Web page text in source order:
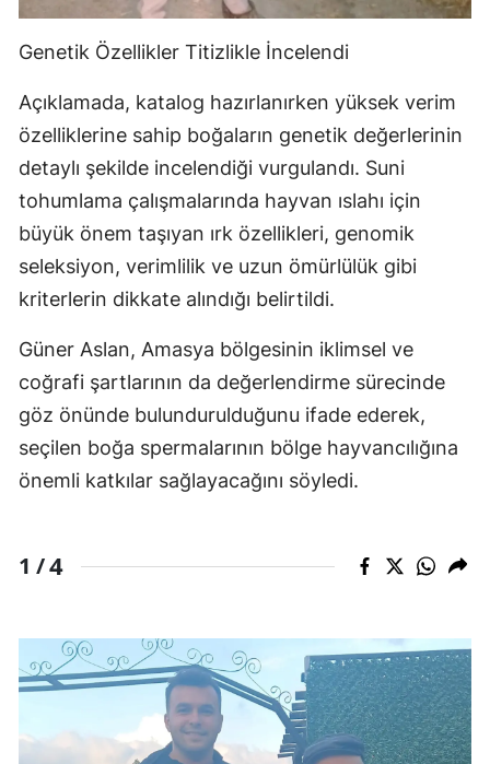
Genetik Özellikler Titizlikle İncelendi
Açıklamada, katalog hazırlanırken yüksek verim
özelliklerine sahip boğaların genetik değerlerinin
detaylı şekilde incelendiği vurgulandı. Suni
tohumlama çalışmalarında hayvan ıslahı için
büyük önem taşıyan ırk özellikleri, genomik
seleksiyon, verimlilik ve uzun ömürlülük gibi
kriterlerin dikkate alındığı belirtildi.
Güner Aslan, Amasya bölgesinin iklimsel ve
coğrafi şartlarının da değerlendirme sürecinde
göz önünde bulundurulduğunu ifade ederek,
seçilen boğa spermalarının bölge hayvancılığına
önemli katkılar sağlayacağını söyledi.
1 /4